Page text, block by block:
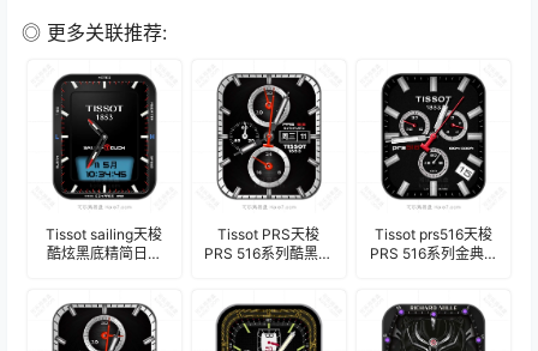
◎ 更多关联推荐:
Tissot sailing天梭
酷炫黑底精简日期
Tissot PRS天梭
PRS 516系列酷黑三
Tissot prs516天梭
PRS 516系列金典酷